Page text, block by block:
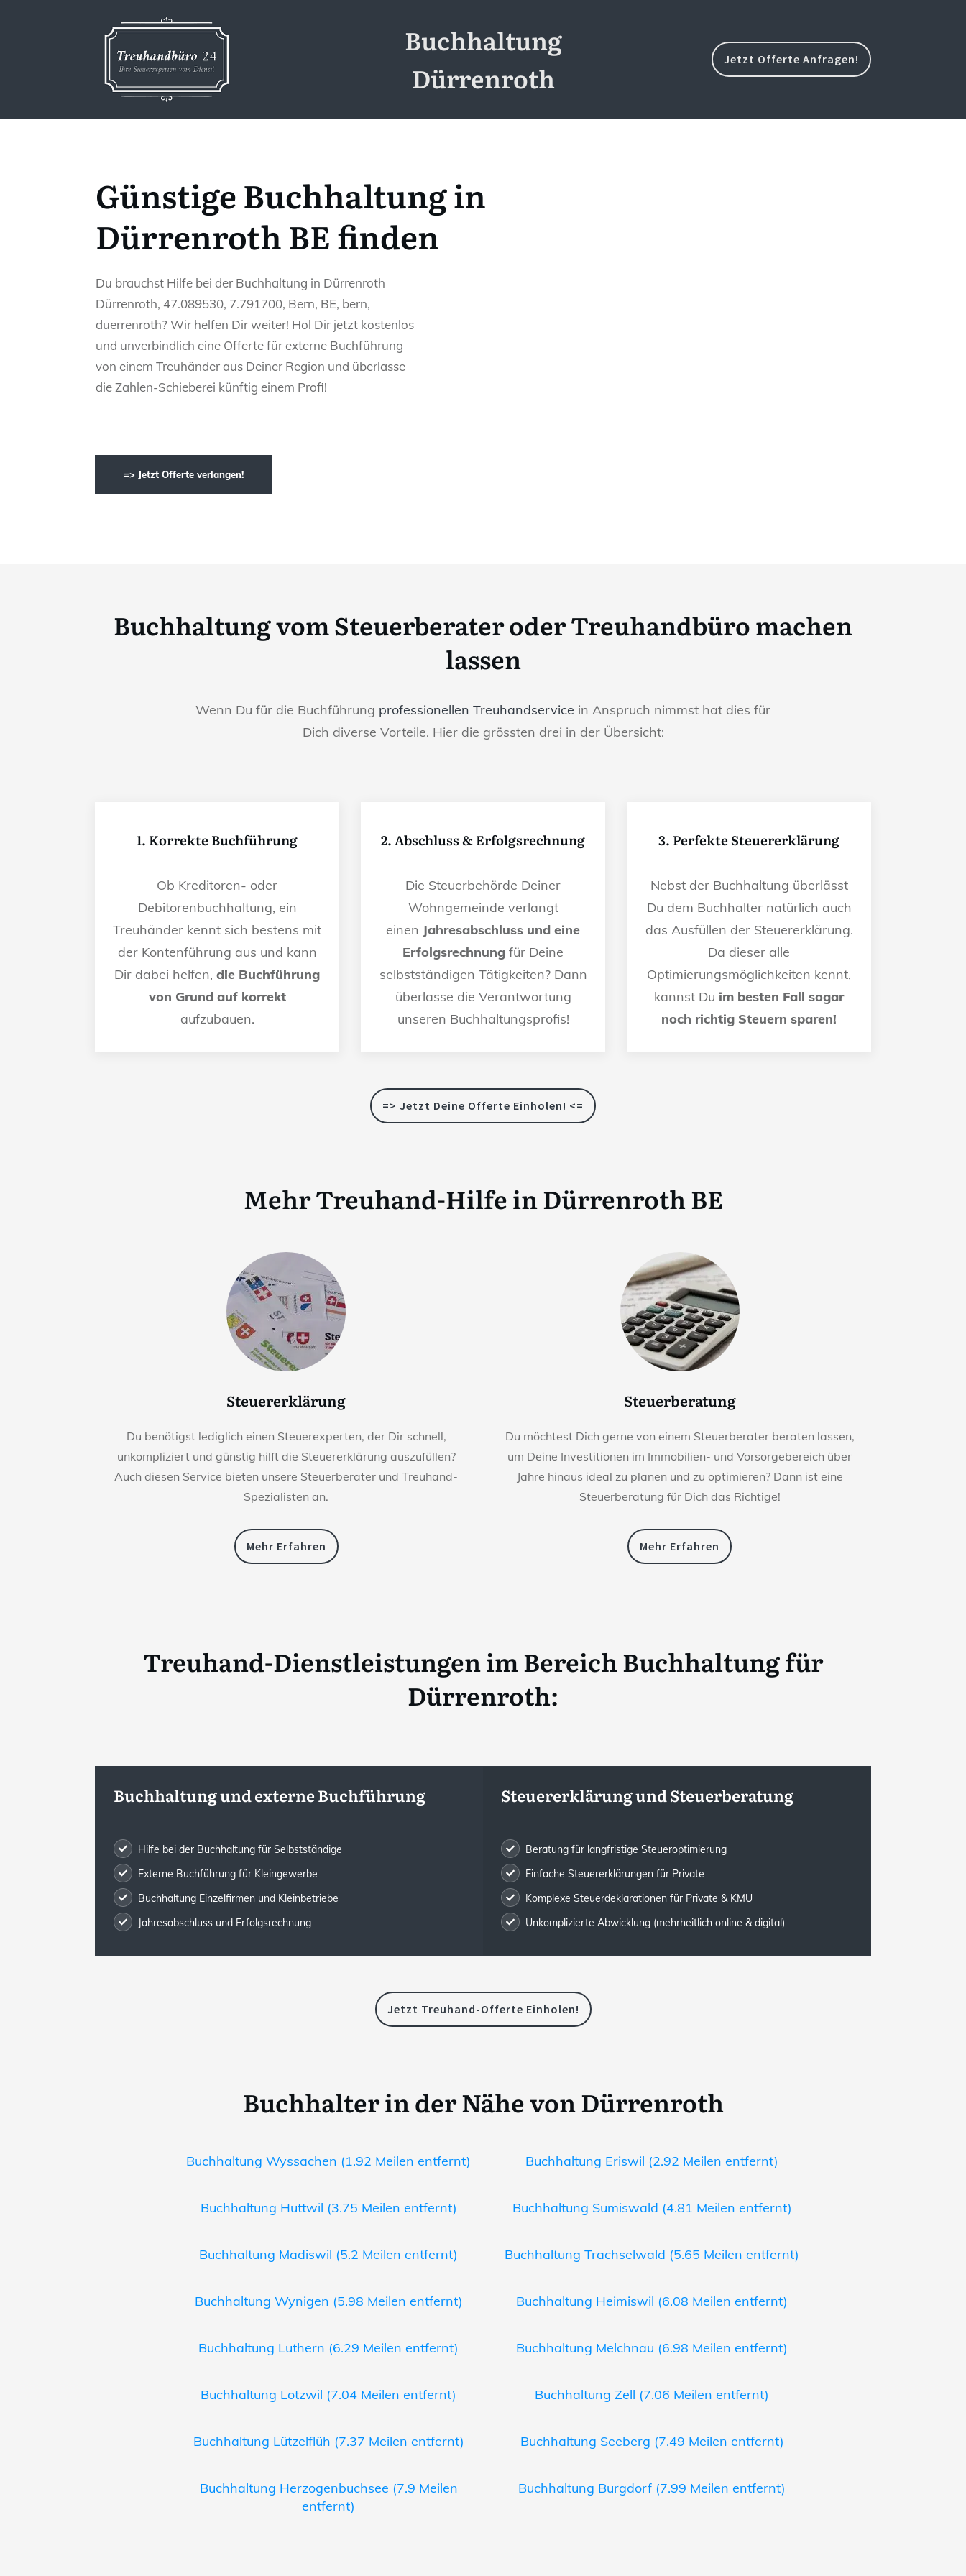
Buchhaltung
Dürrenroth
Jetzt Offerte Anfragen!
Günstige Buchhaltung in
Dürrenroth BE finden
Du brauchst Hilfe bei der Buchhaltung in Dürrenroth
Dürrenroth, 47.089530, 7.791700, Bern, BE, bern,
duerrenroth? Wir helfen Dir weiter! Hol Dir jetzt kostenlos
und unverbindlich eine Offerte für externe Buchführung
von einem Treuhänder aus Deiner Region und überlasse
die Zahlen-Schieberei künftig einem Profi!
=> Jetzt Offerte verlangen!
Buchhaltung vom Steuerberater oder Treuhandbüro machen
lassen
Wenn Du für die Buchführung professionellen Treuhandservice in Anspruch nimmst hat dies für
Dich diverse Vorteile. Hier die grössten drei in der Übersicht:
1. Korrekte Buchführung
Ob Kreditoren- oder
Debitorenbuchhaltung, ein
Treuhänder kennt sich bestens mit
der Kontenführung aus und kann
Dir dabei helfen, die Buchführung
von Grund auf korrekt
aufzubauen.
2. Abschluss & Erfolgsrechnung
Die Steuerbehörde Deiner
Wohngemeinde verlangt
einen Jahresabschluss und eine
Erfolgsrechnung für Deine
selbstständigen Tätigkeiten? Dann
überlasse die Verantwortung
unseren Buchhaltungsprofis!
3. Perfekte Steuererklärung
Nebst der Buchhaltung überlässt
Du dem Buchhalter natürlich auch
das Ausfüllen der Steuererklärung.
Da dieser alle
Optimierungsmöglichkeiten kennt,
kannst Du im besten Fall sogar
noch richtig Steuern sparen!
=> Jetzt Deine Offerte Einholen! <=
Mehr Treuhand-Hilfe inDürrenroth BE
Steuererklärung
Du benötigst lediglich einen Steuerexperten, der Dir schnell,
unkompliziert und günstig hilft die Steuererklärung auszufüllen?
Auch diesen Service bieten unsere Steuerberater und Treuhand-
Spezialisten an.
Mehr Erfahren
Steuerberatung
Du möchtest Dich gerne von einem Steuerberater beraten lassen,
um Deine Investitionen im Immobilien- und Vorsorgebereich über
Jahre hinaus ideal zu planen und zu optimieren? Dann ist eine
Steuerberatung für Dich das Richtige!
Mehr Erfahren
Treuhand-Dienstleistungen im Bereich Buchhaltung für
Dürrenroth:
Buchhaltung und externe Buchführung
Hilfe bei der Buchhaltung für Selbstständige
Externe Buchführung für Kleingewerbe
Buchhaltung Einzelfirmen und Kleinbetriebe
Jahresabschluss und Erfolgsrechnung
Steuererklärung und Steuerberatung
Beratung für langfristige Steueroptimierung
Einfache Steuererklärungen für Private
Komplexe Steuerdeklarationen für Private & KMU
Unkomplizierte Abwicklung (mehrheitlich online & digital)
Jetzt Treuhand-Offerte Einholen!
Buchhalter in der Nähe von Dürrenroth
Buchhaltung Wyssachen (1.92 Meilen entfernt) Buchhaltung Eriswil (2.92 Meilen entfernt)
Buchhaltung Huttwil (3.75 Meilen entfernt) Buchhaltung Sumiswald (4.81 Meilen entfernt)
Buchhaltung Madiswil (5.2 Meilen entfernt) Buchhaltung Trachselwald (5.65 Meilen entfernt)
Buchhaltung Wynigen (5.98 Meilen entfernt) Buchhaltung Heimiswil (6.08 Meilen entfernt)
Buchhaltung Luthern (6.29 Meilen entfernt) Buchhaltung Melchnau (6.98 Meilen entfernt)
Buchhaltung Lotzwil (7.04 Meilen entfernt) Buchhaltung Zell (7.06 Meilen entfernt)
Buchhaltung Lützelflüh (7.37 Meilen entfernt) Buchhaltung Seeberg (7.49 Meilen entfernt)
Buchhaltung Herzogenbuchsee (7.9 Meilen
entfernt)
Buchhaltung Burgdorf (7.99 Meilen entfernt)